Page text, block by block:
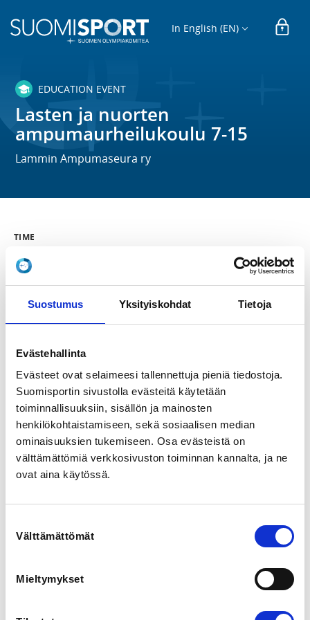
Suostumus Yksityiskohdat Tietoja
Evästehallinta
Evästeet ovat selaimeesi tallennettuja pieniä tiedostoja.
Suomisportin sivustolla evästeitä käytetään
toiminnallisuuksiin, sisällön ja mainosten
henkilökohtaistamiseen, sekä sosiaalisen median
ominaisuuksien tukemiseen. Osa evästeistä on
välttämättömiä verkkosivuston toiminnan kannalta, ja ne
ovat aina käytössä.
valinta
Välttämättömät
Mieltymykset
In English (EN)
EDUCATION EVENT
Lasten ja nuorten
ampumaurheilukoulu 7-15
Lammin Ampumaseura ry
TIME
Lammin Ampumaseuran ilma-aserata
Lamminraitti 23, 16900 Hämeenlinna, Suomi
LOCALITY
Hämeenlinna
SPORTS
Kivääriammunta, Pistooliammunta
REGISTRATION PERIOD
PRICE
Ampumaurheilukoulu järjestetään 10-kerran jaksona
2.10 - 11.12.-23